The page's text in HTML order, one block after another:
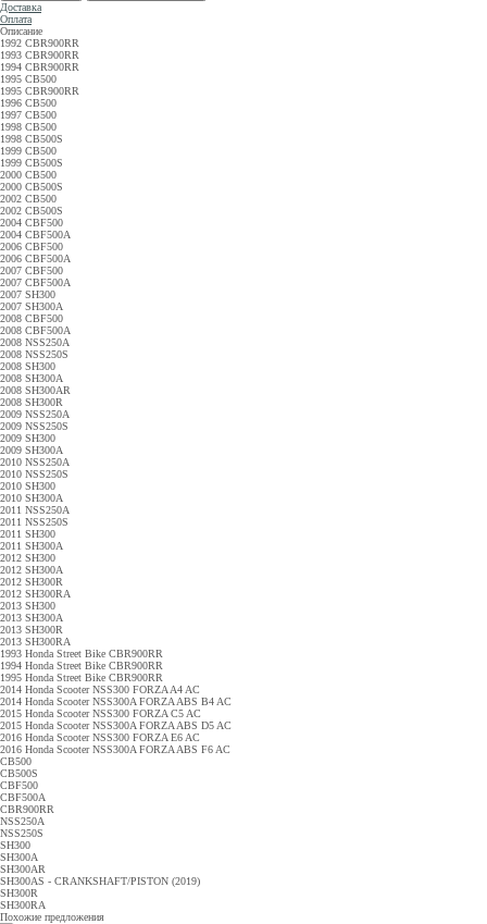
Доставка
Оплата
Описание
1992 CBR900RR
1993 CBR900RR
1994 CBR900RR
1995 CB500
1995 CBR900RR
1996 CB500
1997 CB500
1998 CB500
1998 CB500S
1999 CB500
1999 CB500S
2000 CB500
2000 CB500S
2002 CB500
2002 CB500S
2004 CBF500
2004 CBF500A
2006 CBF500
2006 CBF500A
2007 CBF500
2007 CBF500A
2007 SH300
2007 SH300A
2008 CBF500
2008 CBF500A
2008 NSS250A
2008 NSS250S
2008 SH300
2008 SH300A
2008 SH300AR
2008 SH300R
2009 NSS250A
2009 NSS250S
2009 SH300
2009 SH300A
2010 NSS250A
2010 NSS250S
2010 SH300
2010 SH300A
2011 NSS250A
2011 NSS250S
2011 SH300
2011 SH300A
2012 SH300
2012 SH300A
2012 SH300R
2012 SH300RA
2013 SH300
2013 SH300A
2013 SH300R
2013 SH300RA
1993 Honda Street Bike CBR900RR
1994 Honda Street Bike CBR900RR
1995 Honda Street Bike CBR900RR
2014 Honda Scooter NSS300 FORZA A4 AC
2014 Honda Scooter NSS300A FORZA ABS B4 AC
2015 Honda Scooter NSS300 FORZA C5 AC
2015 Honda Scooter NSS300A FORZA ABS D5 AC
2016 Honda Scooter NSS300 FORZA E6 AC
2016 Honda Scooter NSS300A FORZA ABS F6 AC
CB500
CB500S
CBF500
CBF500A
CBR900RR
NSS250A
NSS250S
SH300
SH300A
SH300AR
SH300AS - CRANKSHAFT/PISTON (2019)
SH300R
SH300RA
Похожие предложения